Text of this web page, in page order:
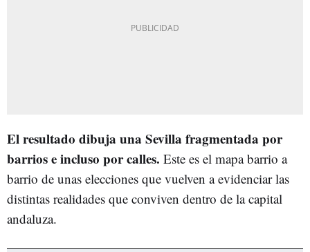
El resultado dibuja una Sevilla fragmentada por
barrios e incluso por calles. Este es el mapa barrio a
barrio de unas elecciones que vuelven a evidenciar las
distintas realidades que conviven dentro de la capital
andaluza.